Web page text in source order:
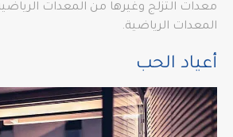
معدات التزلج وغيرها من المعدات
المعدات الرياضية.
أعياد الحب